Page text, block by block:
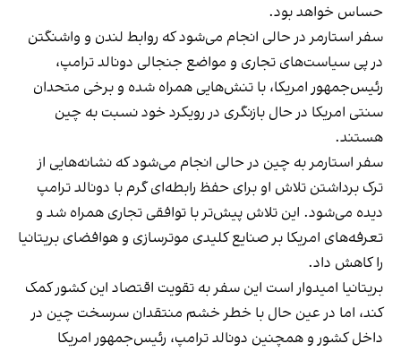
حساس خواهد بود.
سفر استارمر در حالی انجام می‌شود که روابط لندن و واشنگتن
در پی سیاست‌های تجاری و مواضع جنجالی دونالد ترامپ،
رئیس‌جمهور امریکا، با تنش‌هایی همراه شده و برخی متحدان
سنتی امریکا در حال بازنگری در رویکرد خود نسبت به چین
هستند.
سفر استارمر به چین در حالی انجام می‌شود که نشانه‌هایی از
ترک برداشتن تلاش او برای حفظ رابطه‌ای گرم با دونالد ترامپ
دیده می‌شود. این تلاش پیش‌تر با توافقی تجاری همراه شد و
تعرفه‌های امریکا بر صنایع کلیدی موترسازی و هوافضای بریتانیا
را کاهش داد.
بریتانیا امیدوار است این سفر به تقویت اقتصاد این کشور کمک
کند، اما در عین حال با خطر خشم منتقدان سرسخت چین در
داخل کشور و همچنین دونالد ترامپ، رئیس‌جمهور امریکا